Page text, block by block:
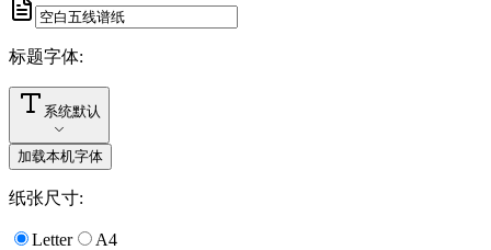
标题字体:
系统默认
加载本机字体
纸张尺寸:
Letter A4